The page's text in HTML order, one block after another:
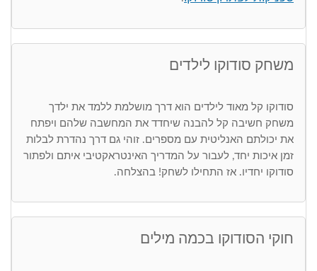
משחק סודוקו לילדים
סודוקו קל מאוד לילדים הוא דרך מושלמת ללמד את ילדך
משחק חשיבה קל להבנה שיחדד את המחשבה שלהם ויפתח
את יכולתם האנליטית עם מספרים. זוהי גם דרך נהדרת לבלות
זמן איכות יחד, לעבור על המדריך האינטראקטיבי איתם ולפתור
סודוקו יחדיו. אז התחילו לשחק! בהצלחה.
חוקי הסודוקו בכמה מילים